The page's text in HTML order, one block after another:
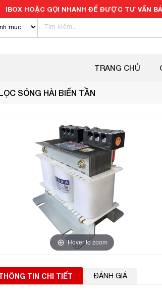
TRANG CHỦ
SÓNG HÀI BIẾN TẦN
Hover to zoom
TIN CHI TIẾT ĐÁNH GIÁ
IBOX HOẶC GỌI NHANH ĐỂ ĐƯỢC TƯ VẤN